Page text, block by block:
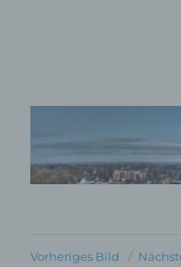
MP Mario
Training
Vorheriges Bild